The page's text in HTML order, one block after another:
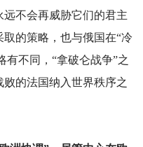
不会再威胁它们的君主
的策略，也与俄国在“冷
有不同，“拿破仑战争”之
的法国纳入世界秩序之